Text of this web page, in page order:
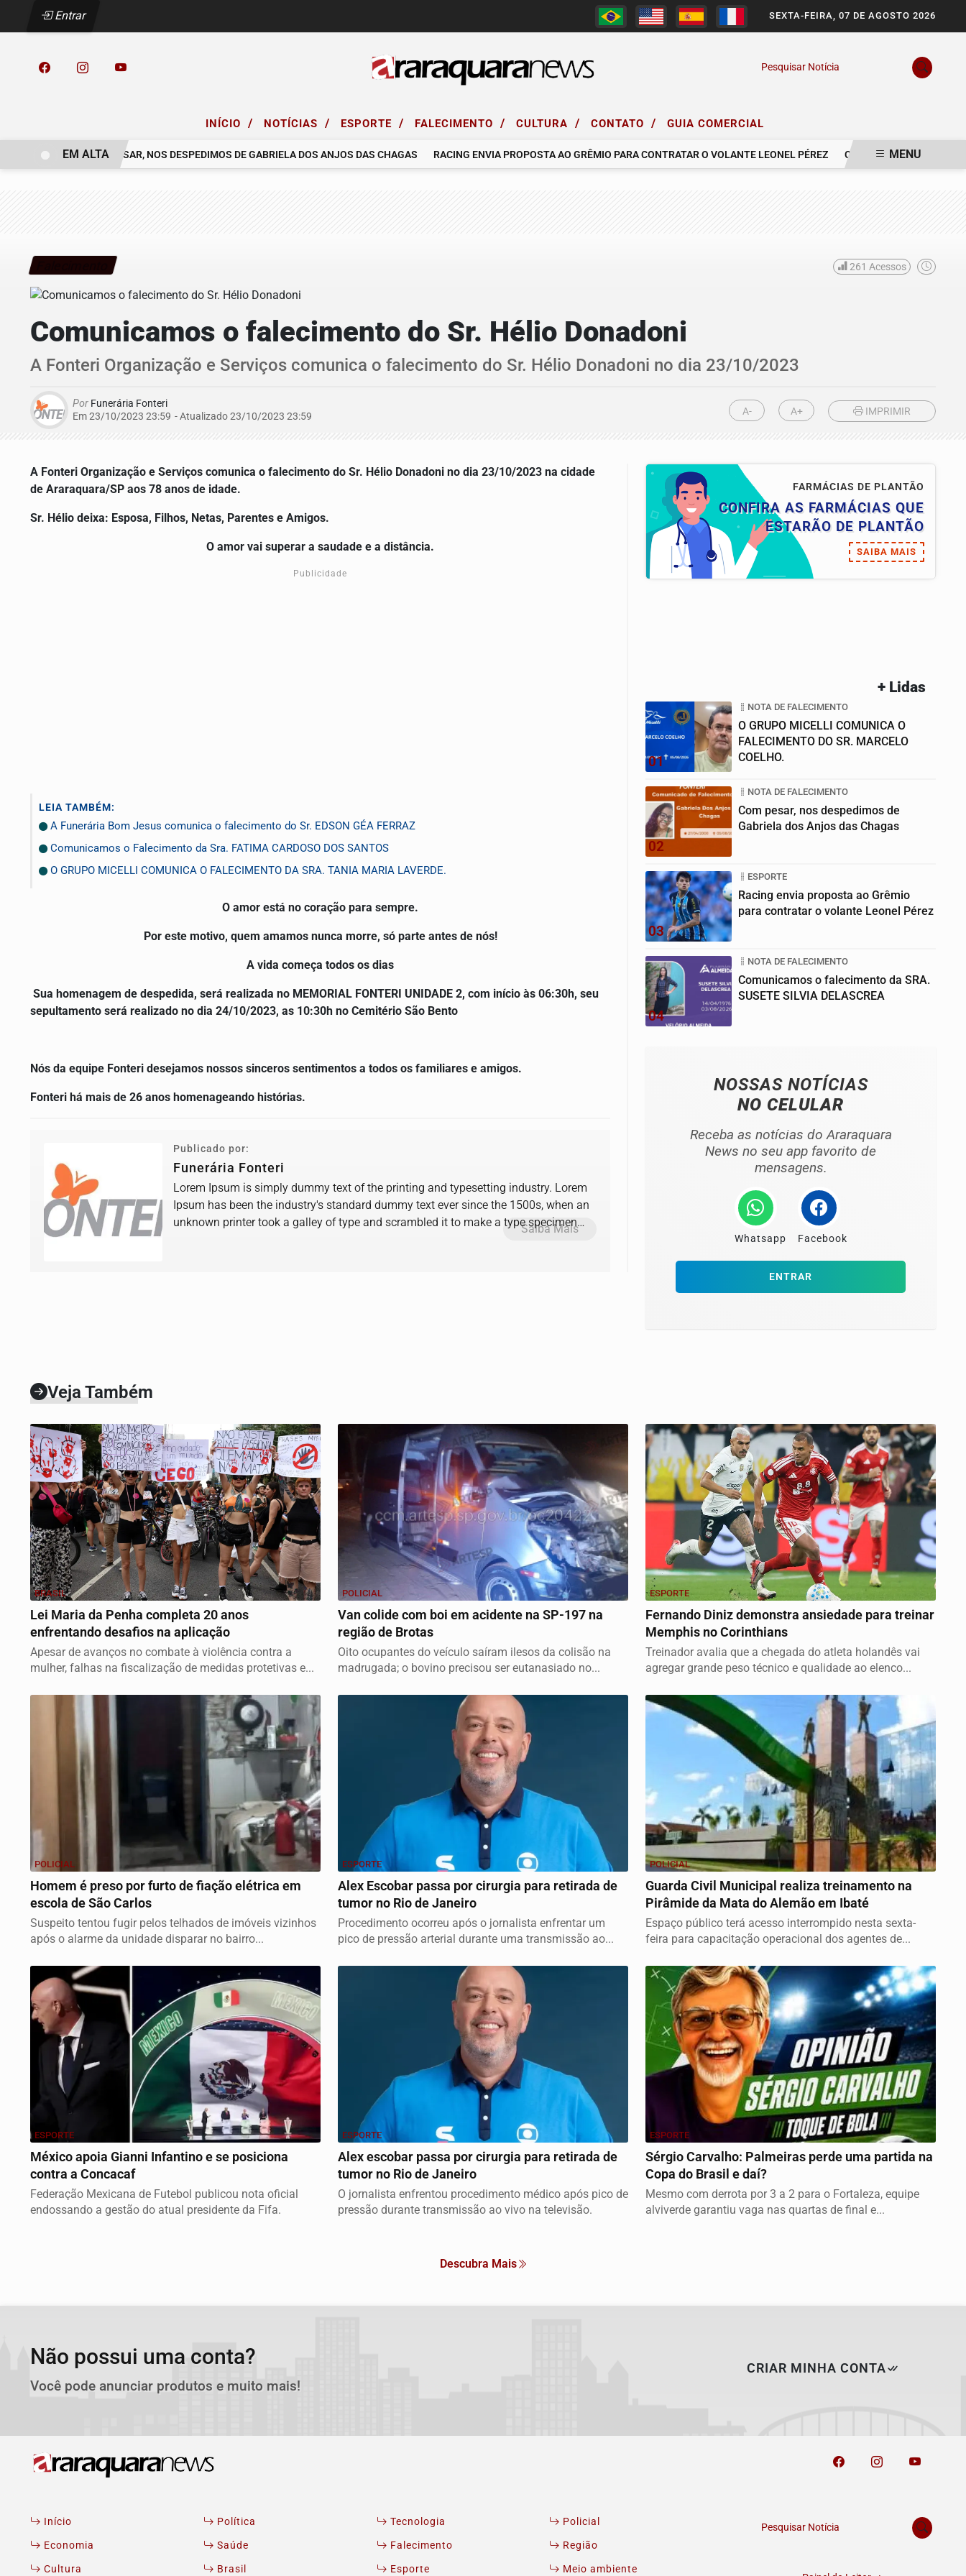
Entrar SEXTA-FEIRA, 07 DE AGOSTO 2026
Pesquisar Notícia
INÍCIO / NOTÍCIAS / ESPORTE / FALECIMENTO / CULTURA / CONTATO / GUIA COMERCIAL
COELHO. COM PESAR, NOS DESPEDIMOS DE GABRIELA DOS ANJOS DAS CHAGAS RACING ENVIA PROPOSTA AO GRÊMIO PARA CONTRATAR O VOLANTE LEONEL PÉREZ COM PESAR, NOS
EM ALTA MENU
261 Acessos
Comunicamos o falecimento do Sr. Hélio Donadoni
A Fonteri Organização e Serviços comunica o falecimento do Sr. Hélio Donadoni no dia 23/10/2023
Por Funerária Fonteri
Em 23/10/2023 23:59 - Atualizado23/10/2023 23:59 A- A+ IMPRIMIR
A Fonteri Organização e Serviços comunica o falecimento do Sr. Hélio Donadoni no dia 23/10/2023 na cidade
de Araraquara/SP aos 78 anos de idade.
Sr. Hélio deixa: Esposa, Filhos, Netas, Parentes e Amigos.
O amor vai superar a saudade e a distância.
Publicidade
LEIA TAMBÉM:
A Funerária Bom Jesus comunica o falecimento do Sr. EDSON GÉA FERRAZ
Comunicamos o Falecimento da Sra. FATIMA CARDOSO DOS SANTOS
O GRUPO MICELLI COMUNICA O FALECIMENTO DA SRA. TANIA MARIA LAVERDE.
O amor está no coração para sempre.
Por este motivo, quem amamos nunca morre, só parte antes de nós!
A vida começa todos os dias
Sua homenagem de despedida, será realizada no MEMORIAL FONTERI UNIDADE 2, com início às 06:30h, seu
sepultamento será realizado no dia 24/10/2023, as 10:30h no Cemitério São Bento
Nós da equipe Fonteri desejamos nossos sinceros sentimentos a todos os familiares e amigos.
Fonteri há mais de 26 anos homenageando histórias.
Publicado por:
Funerária Fonteri
Lorem Ipsum is simply dummy text of the printing and typesetting industry. Lorem
Ipsum has been the industry's standard dummy text ever since the 1500s, when an
unknown printer took a galley of type and scrambled it to make a type specimen
Saiba Mais
FARMÁCIAS DE PLANTÃO
CONFIRA AS FARMÁCIAS QUE
ESTARÃO DE PLANTÃO
SAIBA MAIS
+ Lidas
01
NOTA DE FALECIMENTO
O GRUPO MICELLI COMUNICA O
FALECIMENTO DO SR. MARCELO
COELHO.
02
NOTA DE FALECIMENTO
Com pesar, nos despedimos de
Gabriela dos Anjos das Chagas
03
ESPORTE
Racing envia proposta ao Grêmio
para contratar o volante Leonel Pérez
04
NOTA DE FALECIMENTO
Comunicamos o falecimento da SRA.
SUSETE SILVIA DELASCREA
NOSSAS NOTÍCIAS
NO CELULAR
Receba as notícias do Araraquara
News no seu app favorito de
mensagens.
Whatsapp Facebook
ENTRAR
Veja Também
BRASIL
Lei Maria da Penha completa 20 anos
enfrentando desafios na aplicação
Apesar de avanços no combate à violência contra a
mulher, falhas na fiscalização de medidas protetivas e...
POLICIAL
Van colide com boi em acidente na SP-197 na
região de Brotas
Oito ocupantes do veículo saíram ilesos da colisão na
madrugada; o bovino precisou ser eutanasiado no...
ESPORTE
Fernando Diniz demonstra ansiedade para treinar
Memphis no Corinthians
Treinador avalia que a chegada do atleta holandês vai
agregar grande peso técnico e qualidade ao elenco...
POLICIAL
Homem é preso por furto de fiação elétrica em
escola de São Carlos
Suspeito tentou fugir pelos telhados de imóveis vizinhos
após o alarme da unidade disparar no bairro...
ESPORTE
Alex Escobar passa por cirurgia para retirada de
tumor no Rio de Janeiro
Procedimento ocorreu após o jornalista enfrentar um
pico de pressão arterial durante uma transmissão ao...
POLICIAL
Guarda Civil Municipal realiza treinamento na
Pirâmide da Mata do Alemão em Ibaté
Espaço público terá acesso interrompido nesta sexta-
feira para capacitação operacional dos agentes de...
ESPORTE
México apoia Gianni Infantino e se posiciona
contra a Concacaf
Federação Mexicana de Futebol publicou nota oficial
endossando a gestão do atual presidente da Fifa.
ESPORTE
Alex escobar passa por cirurgia para retirada de
tumor no Rio de Janeiro
O jornalista enfrentou procedimento médico após pico de
pressão durante transmissão ao vivo na televisão.
ESPORTE
Sérgio Carvalho: Palmeiras perde uma partida na
Copa do Brasil e daí?
Mesmo com derrota por 3 a 2 para o Fortaleza, equipe
alviverde garantiu vaga nas quartas de final e...
Descubra Mais
Não possui uma conta?
Você pode anunciar produtos e muito mais!
CRIAR MINHA CONTA
Início Política Tecnologia
Policial
Economia
Saúde Falecimento
Região
Cultura
Brasil Esporte Meio ambiente
Pesquisar Notícia